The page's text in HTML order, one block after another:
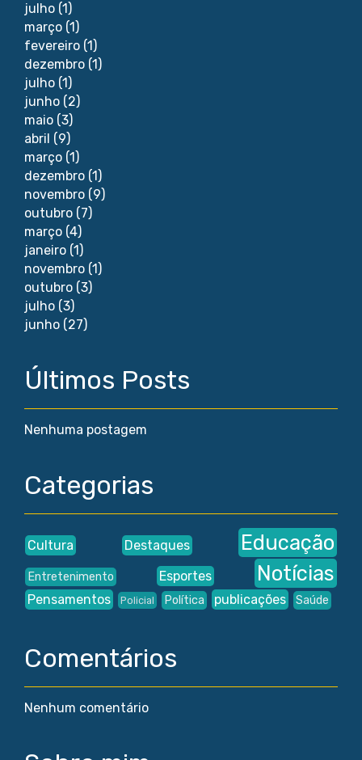
julho (1)
março (1)
fevereiro (1)
dezembro (1)
julho (1)
junho (2)
maio (3)
abril (9)
março (1)
dezembro (1)
novembro (9)
outubro (7)
março (4)
janeiro (1)
novembro (1)
outubro (3)
julho (3)
junho (27)
Últimos Posts
Nenhuma postagem
Categorias
Cultura Destaques Educação
Entretenimento Esportes Notícias
Pensamentos Policial Política publicações Saúde
Comentários
Nenhum comentário